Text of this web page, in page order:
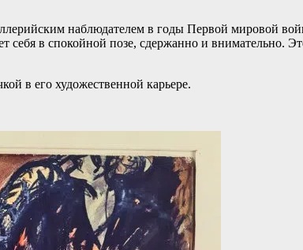
наблюдателем в годы Первой мировой
в спокойной позе, сдержанно и внимательно.
в его художественной карьере.